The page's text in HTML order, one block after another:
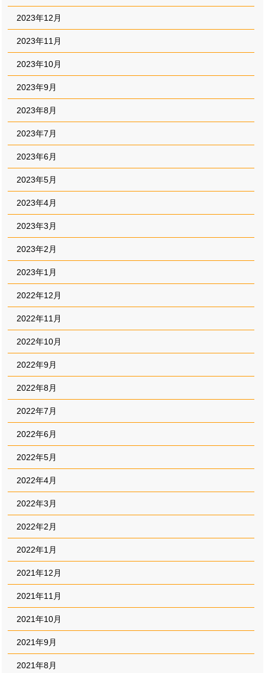
2023年12月
2023年11月
2023年10月
2023年9月
2023年8月
2023年7月
2023年6月
2023年5月
2023年4月
2023年3月
2023年2月
2023年1月
2022年12月
2022年11月
2022年10月
2022年9月
2022年8月
2022年7月
2022年6月
2022年5月
2022年4月
2022年3月
2022年2月
2022年1月
2021年12月
2021年11月
2021年10月
2021年9月
2021年8月